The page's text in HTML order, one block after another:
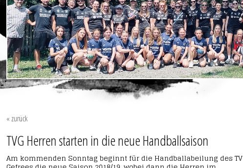
« zurück
TVG Herren starten in die neue Handballsaison
Am kommenden Sonntag beginnt für die Handballabeilung des TV